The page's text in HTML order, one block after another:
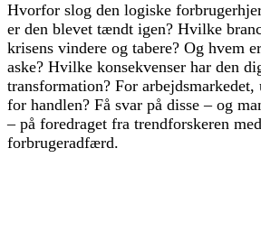
Hvorfor slog den logiske
er den blevet tændt igen? Hvilke
krisens vindere og tabere? Og hvem
aske? Hvilke konsekvenser har den
transformation? For arbejdsmarkedet,
for handlen? Få svar på disse – og
– på foredraget fra trendforskeren
forbrugeradfærd.